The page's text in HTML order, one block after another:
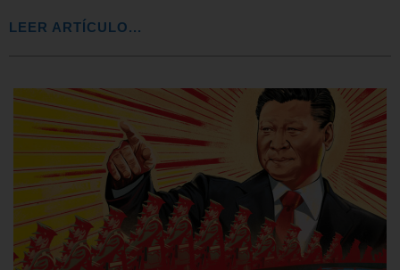
LEER ARTÍCULO...